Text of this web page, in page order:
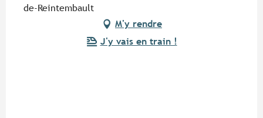
de-Reintembault
M'y rendre
J'y vais en train !